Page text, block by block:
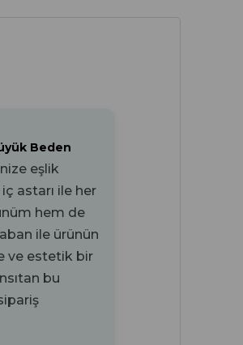
Beden
eşlik
iç astarı ile her
hem de
ile ürünün
ve estetik bir
bu